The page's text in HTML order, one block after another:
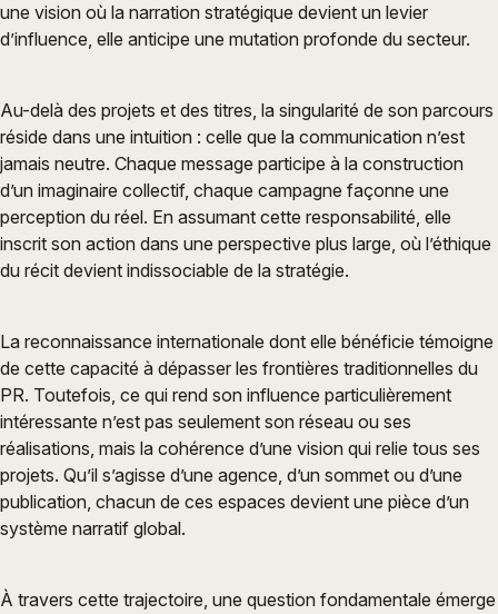
une vision où la narration stratégique devient un levier
d’influence, elle anticipe une mutation profonde du secteur.
Au-delà des projets et des titres, la singularité de son parcours
réside dans une intuition : celle que la communication n’est
jamais neutre. Chaque message participe à la construction
d’un imaginaire collectif, chaque campagne façonne une
perception du réel. En assumant cette responsabilité, elle
inscrit son action dans une perspective plus large, où l’éthique
du récit devient indissociable de la stratégie.
La reconnaissance internationale dont elle bénéficie témoigne
de cette capacité à dépasser les frontières traditionnelles du
PR. Toutefois, ce qui rend son influence particulièrement
intéressante n’est pas seulement son réseau ou ses
réalisations, mais la cohérence d’une vision qui relie tous ses
projets. Qu’il s’agisse d’une agence, d’un sommet ou d’une
publication, chacun de ces espaces devient une pièce d’un
système narratif global.
À travers cette trajectoire, une question fondamentale émerge